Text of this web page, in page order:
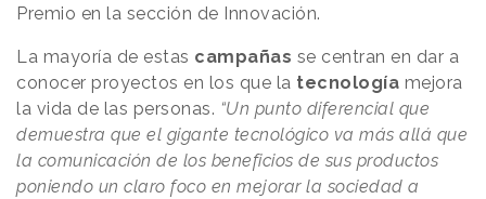
Premio en la sección de Innovación.
La mayoría de estas campañas se centran en dar a
conocer proyectos en los que la tecnología mejora
la vida de las personas. “Un punto diferencial que
demuestra que el gigante tecnológico va más allá que
la comunicación de los beneficios de sus productos
poniendo un claro foco en mejorar la sociedad a